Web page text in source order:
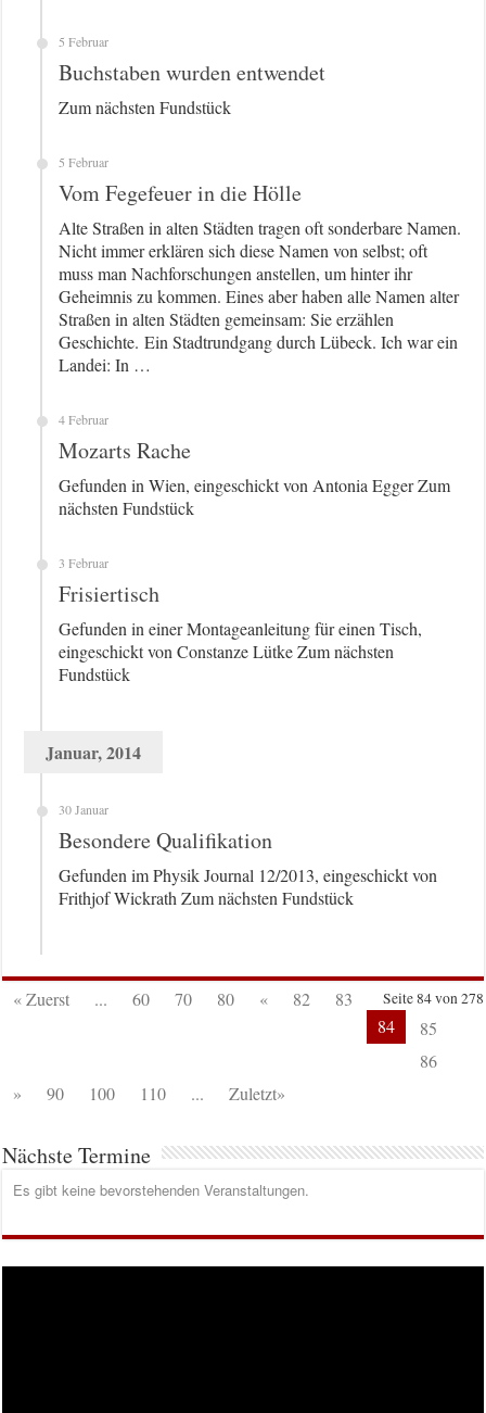
5 Februar
Buchstaben wurden entwendet
Zum nächsten Fundstück
5 Februar
Vom Fegefeuer in die Hölle
Alte Straßen in alten Städten tragen oft sonderbare Namen.
Nicht immer erklären sich diese Namen von selbst; oft
muss man Nachforschungen anstellen, um hinter ihr
Geheimnis zu kommen. Eines aber haben alle Namen alter
Straßen in alten Städten gemeinsam: Sie erzählen
Geschichte. Ein Stadtrundgang durch Lübeck. Ich war ein
Landei: In …
4 Februar
Mozarts Rache
Gefunden in Wien, eingeschickt von Antonia Egger Zum
nächsten Fundstück
3 Februar
Frisiertisch
Gefunden in einer Montageanleitung für einen Tisch,
eingeschickt von Constanze Lütke Zum nächsten
Fundstück
Januar, 2014
30 Januar
Besondere Qualifikation
Gefunden im Physik Journal 12/2013, eingeschickt von
Frithjof Wickrath Zum nächsten Fundstück
Seite 84 von 278
« Zuerst ... 60 70 80 « 82
83
84
85
86
»
90 100 110 ... Zuletzt»
Nächste Termine
Es gibt keine bevorstehenden Veranstaltungen.